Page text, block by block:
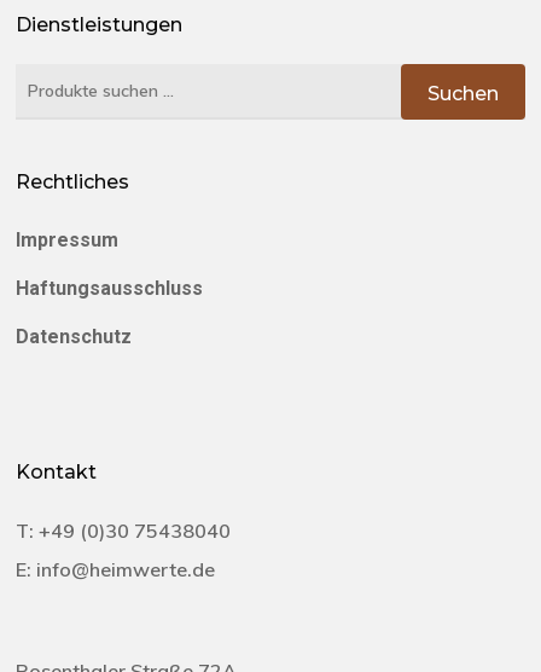
Dienstleistungen
Suchen
Suchen
Rechtliches
Impressum
Haftungsausschluss
Datenschutz
Kontakt
T:+49 (0)30 75438040‬
E: info@heimwerte.de